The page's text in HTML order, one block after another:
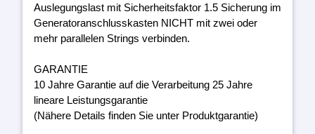
Auslegungslast mit Sicherheitsfaktor 1.5 Sicherung im
Generatoranschlusskasten NICHT mit zwei oder
mehr parallelen Strings verbinden.
GARANTIE
10 Jahre Garantie auf die Verarbeitung 25 Jahre
lineare Leistungsgarantie
(Nähere Details finden Sie unter Produktgarantie)